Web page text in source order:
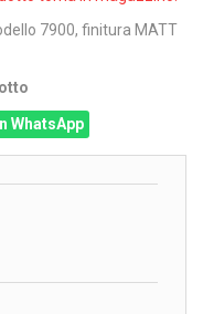
7900, finitura MATT
WhatsApp